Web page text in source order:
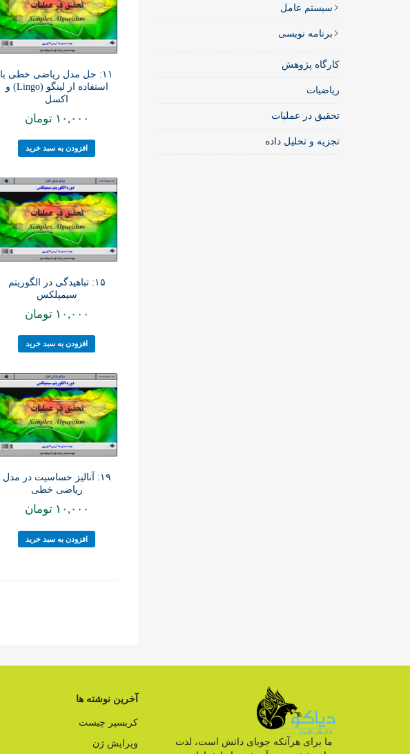
سیستم عامل
برنامه نویسی
کارگاه پژوهش
ریاضیات
تحقیق در عملیات
تجزیه و تحلیل داده
۱۱: حل مدل ریاضی خطی با
استفاده از لینگو (Lingo) و
اکسل
۱۰,۰۰۰ تومان
افزودن به سبد خرید
۱۵: تباهیدگی در الگوریتم
سیمپلکس
۱۰,۰۰۰ تومان
افزودن به سبد خرید
۱۹: آنالیز حساسیت در مدل
ریاضی خطی
۱۰,۰۰۰ تومان
افزودن به سبد خرید
ما برای هرآنکه جویای دانش است، لذت
آخرین نوشته ها
کریسپر چیست
ویرایش ژن